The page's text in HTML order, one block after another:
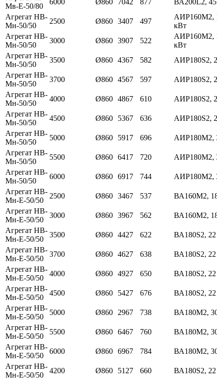
Мв-Е-50/80
6000 Ø860 7042 877
ВА200L2,
Агрегат НВ-
Мн-50/50
2500 Ø860 3407 497
АИР160М2,
кВт
Агрегат НВ-
Мн-50/50
3000 Ø860 3907 522
АИР160М2,
кВт
Агрегат НВ-
Мн-50/50
3500 Ø860 4367 582
АИР180S2,
Агрегат НВ-
Мн-50/50
3700 Ø860 4567 597
АИР180S2,
Агрегат НВ-
Мн-50/50
4000 Ø860 4867 610
АИР180S2,
Агрегат НВ-
Мн-50/50
4500 Ø860 5367 636
АИР180S2,
Агрегат НВ-
Мн-50/50
5000 Ø860 5917 696
АИР180М2,
Агрегат НВ-
Мн-50/50
5500 Ø860 6417 720
АИР180М2,
Агрегат НВ-
Мн-50/50
6000 Ø860 6917 744
АИР180М2,
Агрегат НВ-
Мн-Е-50/50
2500 Ø860 3467 537
ВА160М2,
Агрегат НВ-
Мн-Е-50/50
3000 Ø860 3967 562
ВА160М2,
Агрегат НВ-
Мн-Е-50/50
3500 Ø860 4427 622
ВА180S2,
Агрегат НВ-
Мн-Е-50/50
3700 Ø860 4627 638
ВА180S2,
Агрегат НВ-
Мн-Е-50/50
4000 Ø860 4927 650
ВА180S2,
Агрегат НВ-
Мн-Е-50/50
4500 Ø860 5427 676
ВА180S2,
Агрегат НВ-
Мн-Е-50/50
5000 Ø860 2967 738
ВА180М2,
Агрегат НВ-
Мн-Е-50/50
5500 Ø860 6467 760
ВА180М2,
Агрегат НВ-
Мн-Е-50/50
6000 Ø860 6967 784
ВА180М2,
Агрегат НВ-
Мн-Е-50/50
4200 Ø860 5127 660
ВА180S2,